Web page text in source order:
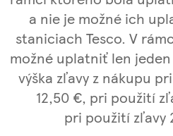
a nie je možné ich
staniciach Tesco. V
možné uplatniť len
výška zľavy z nákupu
12,50 €, pri použití
pri použití zľavy